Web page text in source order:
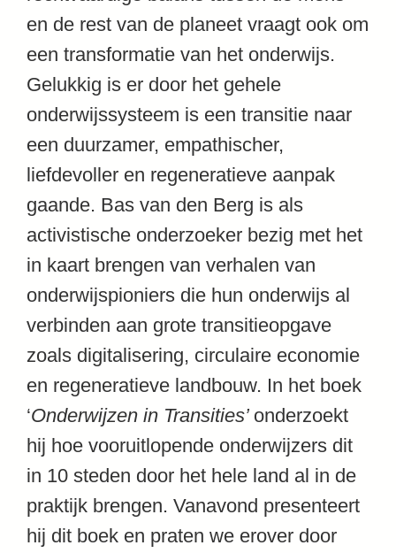
en de rest van de planeet vraagt ook om
een transformatie van het onderwijs.
Gelukkig is er door het gehele
onderwijssysteem is een transitie naar
een duurzamer, empathischer,
liefdevoller en regeneratieve aanpak
gaande. Bas van den Berg is als
activistische onderzoeker bezig met het
in kaart brengen van verhalen van
onderwijspioniers die hun onderwijs al
verbinden aan grote transitieopgave
zoals digitalisering, circulaire economie
en regeneratieve landbouw. In het boek
‘Onderwijzen in Transities’ onderzoekt
hij hoe vooruitlopende onderwijzers dit
in 10 steden door het hele land al in de
praktijk brengen. Vanavond presenteert
hij dit boek en praten we erover door